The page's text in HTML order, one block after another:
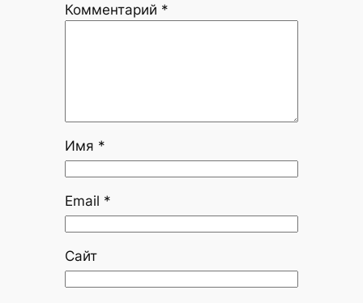
Комментарий *
Имя *
Email *
Сайт